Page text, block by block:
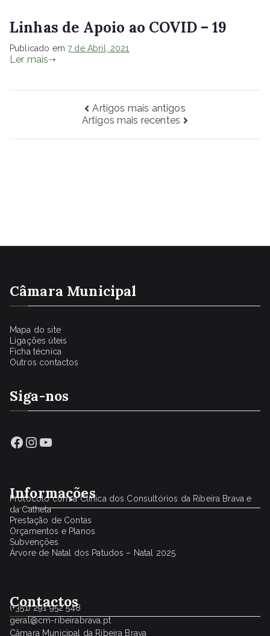
Linhas de Apoio ao COVID – 19
Publicado em7 de Abril, 2021
Ler mais
Navegação
Artigos mais antigos
Artigos mais recentes
Câmara Municipal
Mapa do site
Ligações úteis
Ficha técnica
Outros contactos
Siga-nos
Facebook
Instagram
YouTube
Informações
Protocolo com a Clínica dos Consultórios da Ribeira Brava e
da Calheta
Prestação de Contas
Orçamentos e Planos
Subvenções
Árvore de Natal dos Patudos – Natal 2025
Contactos
(+351) 291 952 548
geral@cm-ribeirabrava.pt
Câmara Municipal da Ribeira Brava